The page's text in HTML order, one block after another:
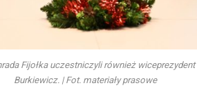
Fijołka uczestniczyli również
Burkiewicz. | Fot. materiały prasowe